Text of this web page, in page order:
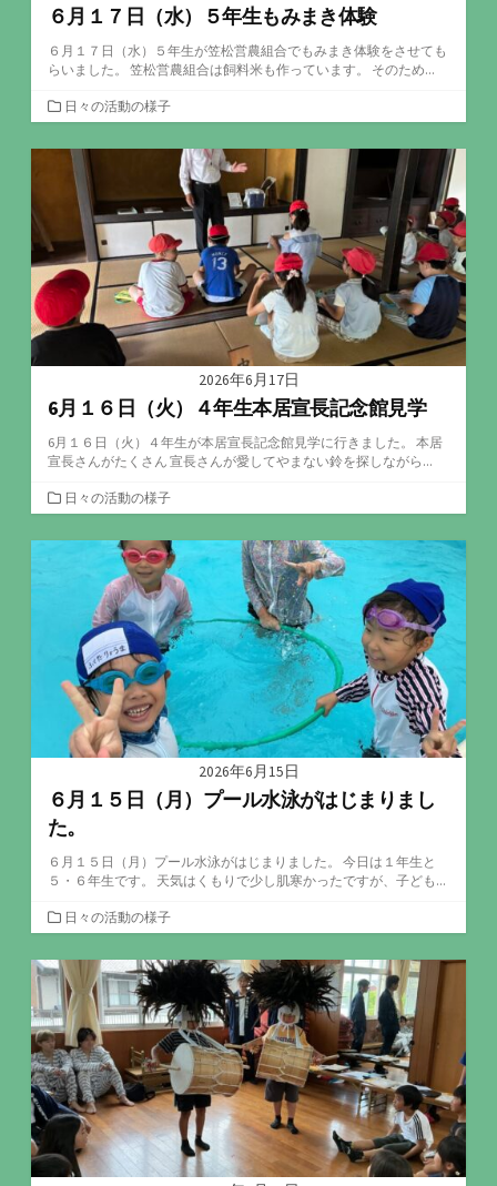
６月１７日（水）５年生もみまき体験
６月１７日（水）５年生が笠松営農組合でもみまき体験をさせても
らいました。 笠松営農組合は飼料米も作っています。 そのため...
カ
テ
ゴ
日々の活動の様子
2026年6月17日
6月１６日（火）４年生本居宣長記念館見学
6月１６日（火）４年生が本居宣長記念館見学に行きました。 本居
宣長さんがたくさん 宣長さんが愛してやまない鈴を探しながら...
カ
テ
ゴ
日々の活動の様子
2026年6月15日
６月１５日（月）プール水泳がはじまりまし
た。
６月１５日（月）プール水泳がはじまりました。 今日は１年生と
５・６年生です。 天気はくもりで少し肌寒かったですが、子ども...
カ
テ
ゴ
リ
ー
日々の活動の様子